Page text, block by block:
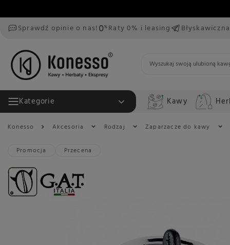
Sprawdź opinie o nas!
Raty 0% i leasing
Kategorie Kawy
Konesso Akcesoria Rodzaj Zaparzacze do kawy
Promocja Przecena